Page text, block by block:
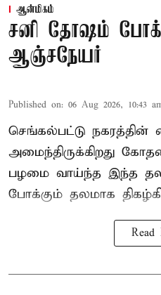
ஆன்மிகம்
சனி தோஷம்
ஆஞ்சநேயர்
Published on: 06 Aug 2026, 10:43
செங்கல்பட்டு நகரத்தின்
அமைந்திருக்கிறது
பழமை வாய்ந்த இந்த
போக்கும் தலமாக
Read